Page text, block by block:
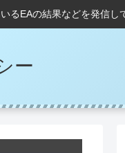
るEAの結果などを発信し
ー